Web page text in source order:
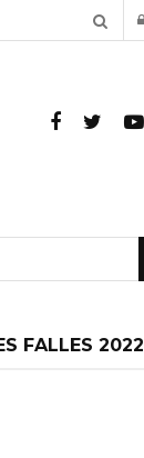
FALLES 2022